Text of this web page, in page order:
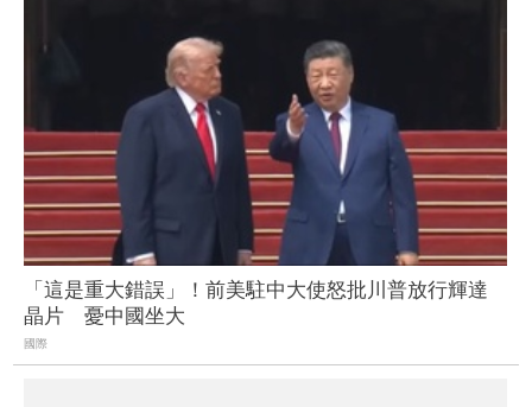
「這是重大錯誤」！前美駐中大使怒批川普放行輝達
晶片 憂中國坐大
國際